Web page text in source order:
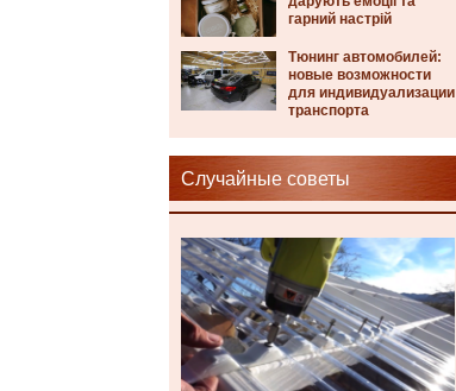
гарний настрій
Тюнинг автомобилей:
новые возможности
для индивидуализации
транспорта
Случайные советы